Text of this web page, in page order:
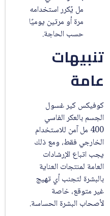
مل يُكرر استخدامه
مرة أو مرتين يوميًا
حسب الحاجة.
تنبيهات
عامة
كوفيكس كير غسول
الجسم بالعكر الفاسي
400 مل آمن للاستخدام
الخارجي فقط، ومع ذلك
يجب اتباع الإرشادات
العامة لمنتجات العناية
بالبشرة لتجنب أي تهيج
غير متوقع، خاصة
لأصحاب البشرة الحساسة.